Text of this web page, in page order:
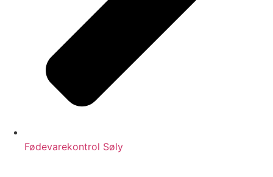
Fødevarekontrol Søly